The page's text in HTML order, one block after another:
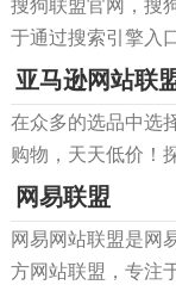
源；丰富、优质、
的投放渠道资源，
的互联网推广解决
获得佳的推广效
于通过搜索引擎入
告流量资源整合的
广客户和网站主带
效益的大化。
亚马逊网站联
在众多的选品中选
购物，天天低价！
盟，补偿，报表，
Web Services，目
户、供应商及其他
网易联盟
网易网站联盟是网
方网站联盟，专注